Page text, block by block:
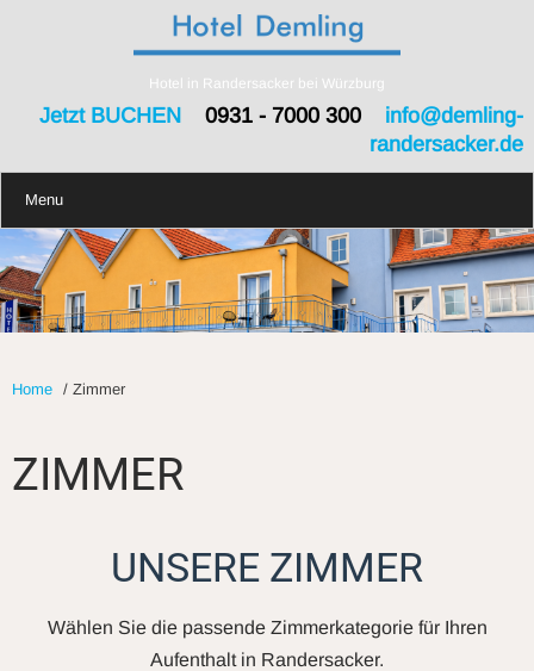
Hotel in Randersacker bei Würzburg
Jetzt BUCHEN0931 - 7000 300 info@demling-
randersacker.de
Menu
Home / Zimmer
ZIMMER
UNSERE ZIMMER
Wählen Sie die passende Zimmerkategorie für Ihren
Aufenthalt in Randersacker.